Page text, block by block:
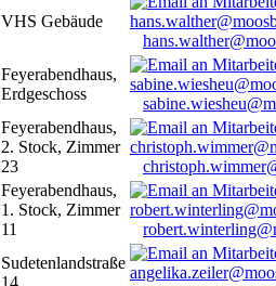
VHS Gebäude
Feyerabendhaus,
Erdgeschoss
Feyerabendhaus,
2. Stock, Zimmer
23
Feyerabendhaus,
1. Stock, Zimmer
11
Sudetenlandstraße
14